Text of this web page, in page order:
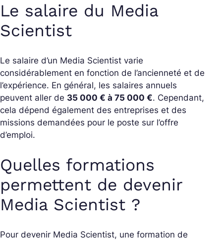
Le salaire du Media
Scientist
Le salaire d’un Media Scientist varie
considérablement en fonction de l’ancienneté et de
l’expérience. En général, les salaires annuels
peuvent aller de 35 000 € à 75 000 €. Cependant,
cela dépend également des entreprises et des
missions demandées pour le poste sur l’offre
d’emploi.
Quelles formations
permettent de devenir
Media Scientist ?
Pour devenir Media Scientist, une formation de